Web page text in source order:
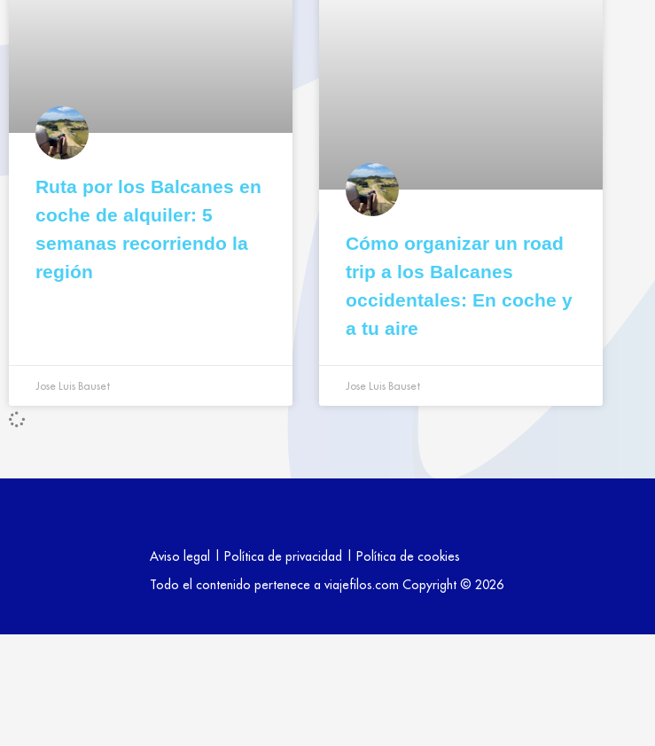
Ruta por los Balcanes en
coche de alquiler: 5
semanas recorriendo la
región
Jose Luis Bauset
Cómo organizar un road
trip a los Balcanes
occidentales: En coche y
a tu aire
Jose Luis Bauset
Aviso legal |Política de privacidad |Política de cookies
Todo el contenido pertenece a viajefilos.com Copyright © 2026